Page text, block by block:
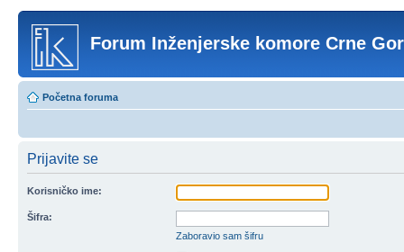
Forum Inženjerske komore Crne
Početna foruma
Prijavite se
Korisničko ime:
Šifra:
Zaboravio sam šifru